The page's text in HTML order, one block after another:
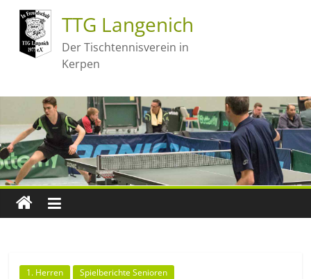
TTG Langenich
Der Tischtennisverein in
Kerpen
1. Herren Spielberichte Senioren